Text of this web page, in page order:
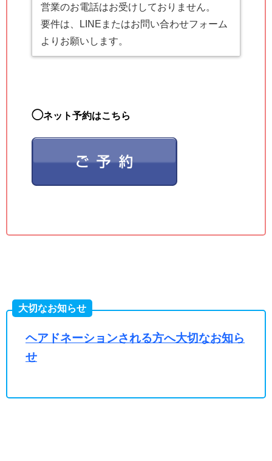
営業のお電話はお受けしておりません。
要件は、LINEまたはお問い合わせフォーム
よりお願いします。
◯ネット予約はこちら
大切なお知らせ
ヘアドネーションされる方へ大切なお知ら
せ